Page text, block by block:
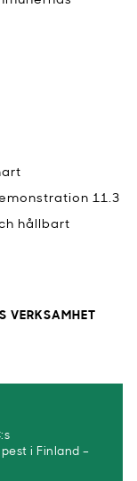
11.3
hållbart
VERKSAMHET
i Finland –